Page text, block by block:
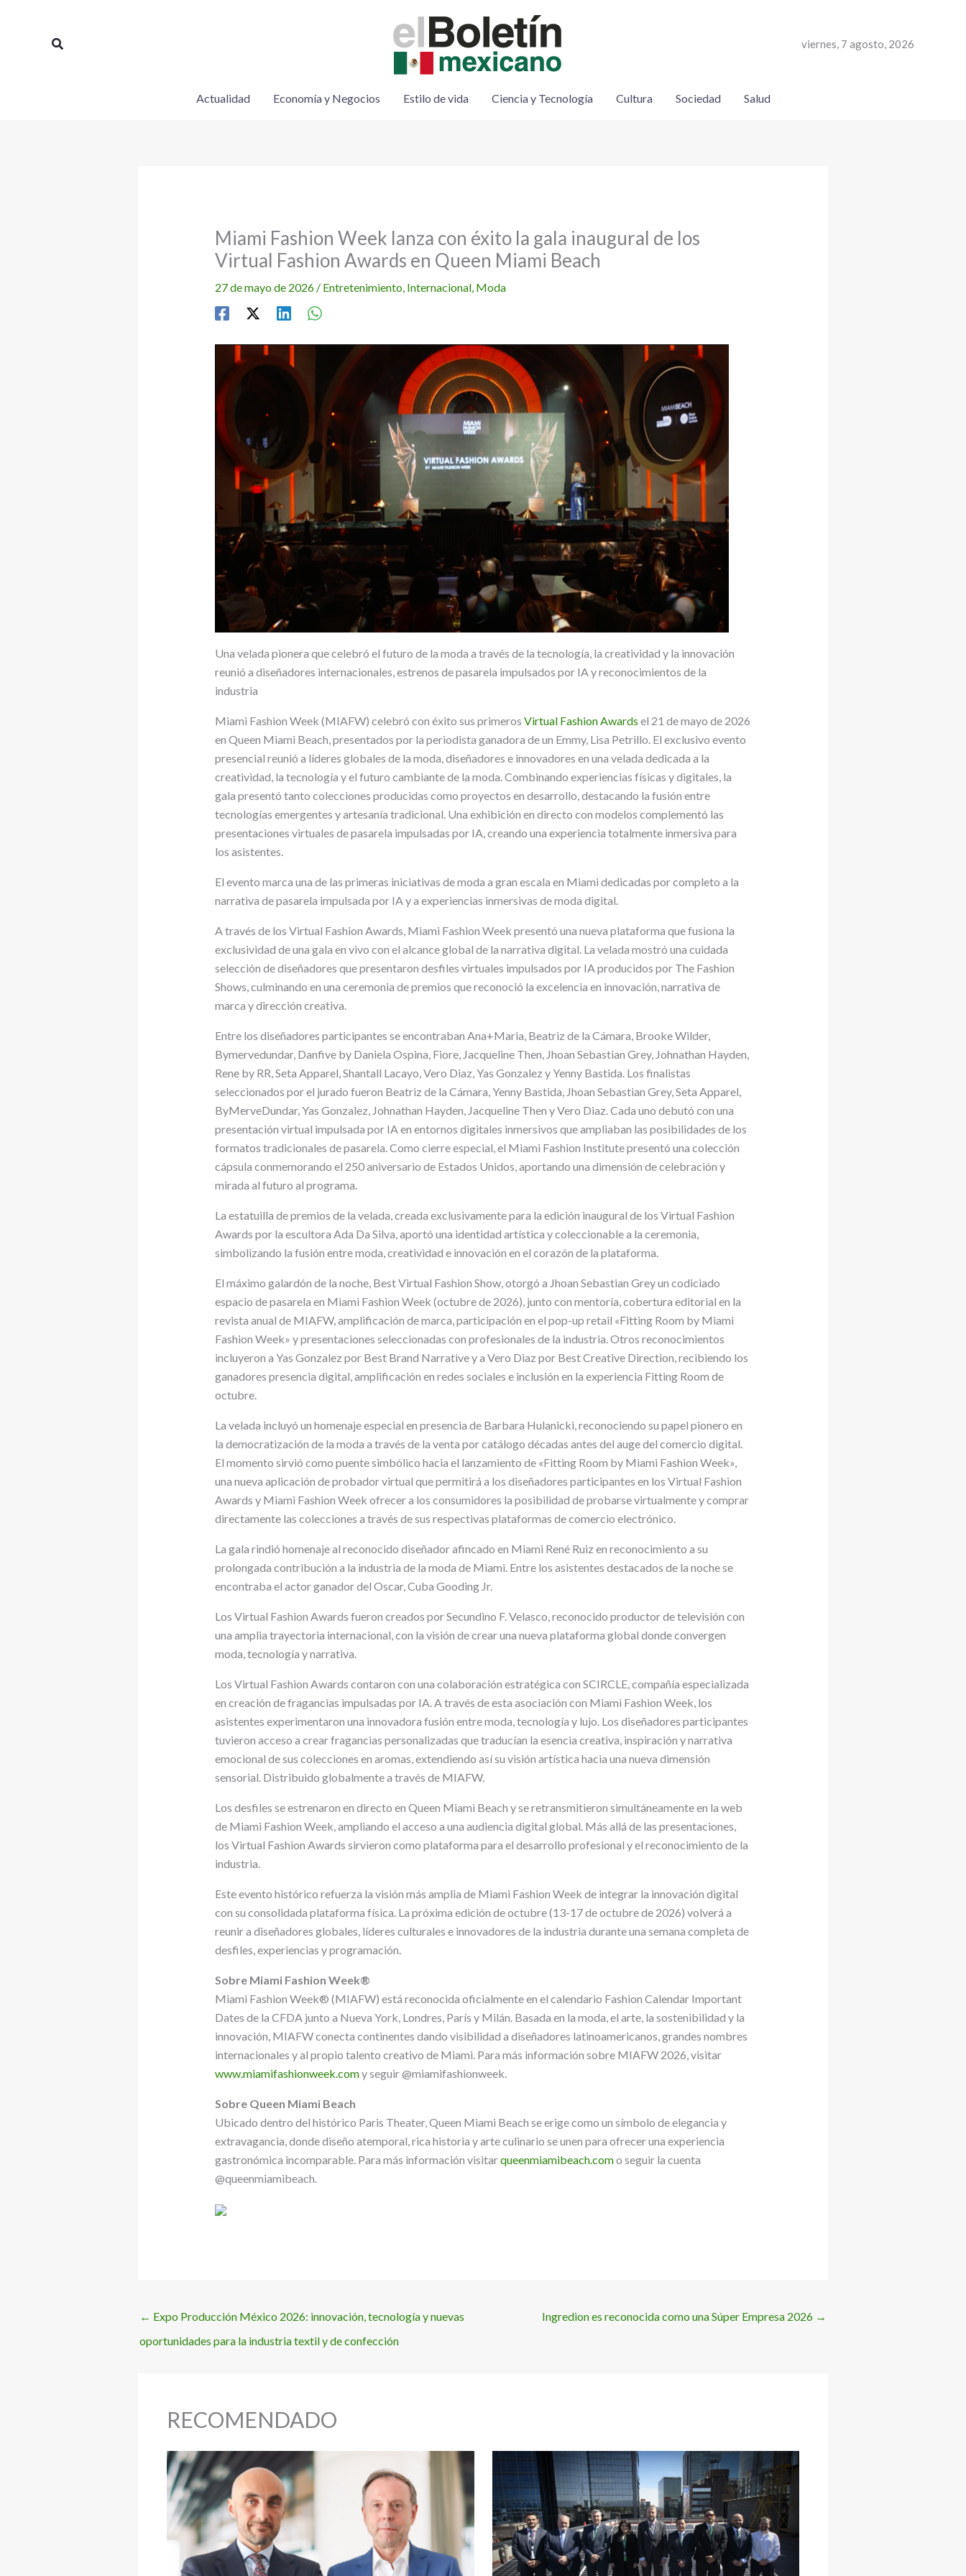
Buscar viernes, 7 agosto, 2026
Actualidad Economía y Negocios Estilo de vida Ciencia y Tecnología Cultura Sociedad Salud
Miami Fashion Week lanza con éxito la gala inaugural de los
Virtual Fashion Awards en Queen Miami Beach
27 de mayo de 2026 / Entretenimiento, Internacional, Moda
Una velada pionera que celebró el futuro de la moda a través de la tecnología, la creatividad y la innovación
reunió a diseñadores internacionales, estrenos de pasarela impulsados por IA y reconocimientos de la
industria
Miami Fashion Week (MIAFW) celebró con éxito sus primeros Virtual Fashion Awards el 21 de mayo de 2026
en Queen Miami Beach, presentados por la periodista ganadora de un Emmy, Lisa Petrillo. El exclusivo evento
presencial reunió a líderes globales de la moda, diseñadores e innovadores en una velada dedicada a la
creatividad, la tecnología y el futuro cambiante de la moda. Combinando experiencias físicas y digitales, la
gala presentó tanto colecciones producidas como proyectos en desarrollo, destacando la fusión entre
tecnologías emergentes y artesanía tradicional. Una exhibición en directo con modelos complementó las
presentaciones virtuales de pasarela impulsadas por IA, creando una experiencia totalmente inmersiva para
los asistentes.
El evento marca una de las primeras iniciativas de moda a gran escala en Miami dedicadas por completo a la
narrativa de pasarela impulsada por IA y a experiencias inmersivas de moda digital.
A través de los Virtual Fashion Awards, Miami Fashion Week presentó una nueva plataforma que fusiona la
exclusividad de una gala en vivo con el alcance global de la narrativa digital. La velada mostró una cuidada
selección de diseñadores que presentaron desfiles virtuales impulsados por IA producidos por The Fashion
Shows, culminando en una ceremonia de premios que reconoció la excelencia en innovación, narrativa de
marca y dirección creativa.
Entre los diseñadores participantes se encontraban Ana+Maria, Beatriz de la Cámara, Brooke Wilder,
Bymervedundar, Danfive by Daniela Ospina, Fiore, Jacqueline Then, Jhoan Sebastian Grey, Johnathan Hayden,
Rene by RR, Seta Apparel, Shantall Lacayo, Vero Diaz, Yas Gonzalez y Yenny Bastida. Los finalistas
seleccionados por el jurado fueron Beatriz de la Cámara, Yenny Bastida, Jhoan Sebastian Grey, Seta Apparel,
ByMerveDundar, Yas Gonzalez, Johnathan Hayden, Jacqueline Then y Vero Diaz. Cada uno debutó con una
presentación virtual impulsada por IA en entornos digitales inmersivos que ampliaban las posibilidades de los
formatos tradicionales de pasarela. Como cierre especial, el Miami Fashion Institute presentó una colección
cápsula conmemorando el 250 aniversario de Estados Unidos, aportando una dimensión de celebración y
mirada al futuro al programa.
La estatuilla de premios de la velada, creada exclusivamente para la edición inaugural de los Virtual Fashion
Awards por la escultora Ada Da Silva, aportó una identidad artística y coleccionable a la ceremonia,
simbolizando la fusión entre moda, creatividad e innovación en el corazón de la plataforma.
El máximo galardón de la noche, Best Virtual Fashion Show, otorgó a Jhoan Sebastian Grey un codiciado
espacio de pasarela en Miami Fashion Week (octubre de 2026), junto con mentoría, cobertura editorial en la
revista anual de MIAFW, amplificación de marca, participación en el pop-up retail «Fitting Room by Miami
Fashion Week» y presentaciones seleccionadas con profesionales de la industria. Otros reconocimientos
incluyeron a Yas Gonzalez por Best Brand Narrative y a Vero Diaz por Best Creative Direction, recibiendo los
ganadores presencia digital, amplificación en redes sociales e inclusión en la experiencia Fitting Room de
octubre.
La velada incluyó un homenaje especial en presencia de Barbara Hulanicki, reconociendo su papel pionero en
la democratización de la moda a través de la venta por catálogo décadas antes del auge del comercio digital.
El momento sirvió como puente simbólico hacia el lanzamiento de «Fitting Room by Miami Fashion Week»,
una nueva aplicación de probador virtual que permitirá a los diseñadores participantes en los Virtual Fashion
Awards y Miami Fashion Week ofrecer a los consumidores la posibilidad de probarse virtualmente y comprar
directamente las colecciones a través de sus respectivas plataformas de comercio electrónico.
La gala rindió homenaje al reconocido diseñador afincado en Miami René Ruiz en reconocimiento a su
prolongada contribución a la industria de la moda de Miami. Entre los asistentes destacados de la noche se
encontraba el actor ganador del Oscar, Cuba Gooding Jr.
Los Virtual Fashion Awards fueron creados por Secundino F. Velasco, reconocido productor de televisión con
una amplia trayectoria internacional, con la visión de crear una nueva plataforma global donde convergen
moda, tecnología y narrativa.
Los Virtual Fashion Awards contaron con una colaboración estratégica con SCIRCLE, compañía especializada
en creación de fragancias impulsadas por IA. A través de esta asociación con Miami Fashion Week, los
asistentes experimentaron una innovadora fusión entre moda, tecnología y lujo. Los diseñadores participantes
tuvieron acceso a crear fragancias personalizadas que traducían la esencia creativa, inspiración y narrativa
emocional de sus colecciones en aromas, extendiendo así su visión artística hacia una nueva dimensión
sensorial. Distribuido globalmente a través de MIAFW.
Los desfiles se estrenaron en directo en Queen Miami Beach y se retransmitieron simultáneamente en la web
de Miami Fashion Week, ampliando el acceso a una audiencia digital global. Más allá de las presentaciones,
los Virtual Fashion Awards sirvieron como plataforma para el desarrollo profesional y el reconocimiento de la
industria.
Este evento histórico refuerza la visión más amplia de Miami Fashion Week de integrar la innovación digital
con su consolidada plataforma física. La próxima edición de octubre (13-17 de octubre de 2026) volverá a
reunir a diseñadores globales, líderes culturales e innovadores de la industria durante una semana completa de
desfiles, experiencias y programación.
Sobre Miami Fashion Week®
Miami Fashion Week® (MIAFW) está reconocida oficialmente en el calendario Fashion Calendar Important
Dates de la CFDA junto a Nueva York, Londres, París y Milán. Basada en la moda, el arte, la sostenibilidad y la
innovación, MIAFW conecta continentes dando visibilidad a diseñadores latinoamericanos, grandes nombres
internacionales y al propio talento creativo de Miami. Para más información sobre MIAFW 2026, visitar
www.miamifashionweek.comy seguir @miamifashionweek.
Sobre Queen Miami Beach
Ubicado dentro del histórico Paris Theater, Queen Miami Beach se erige como un símbolo de elegancia y
extravagancia, donde diseño atemporal, rica historia y arte culinario se unen para ofrecer una experiencia
gastronómica incomparable. Para más información visitarqueenmiamibeach.como seguir la cuenta
@queenmiamibeach.
← Expo Producción México 2026: innovación, tecnología y nuevas
oportunidades para la industria textil y de confección
Ingredion es reconocida como una Súper Empresa 2026 →
RECOMENDADO